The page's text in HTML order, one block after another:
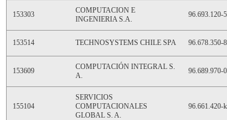
153303
COMPUTACION E
INGENIERIA S.A.
96.693.120-5
153514 TECHNOSYSTEMS CHILE SPA 96.678.350-8
153609
COMPUTACIÓN INTEGRAL S.
A.
96.689.970-0
155104
SERVICIOS
COMPUTACIONALES
GLOBAL S. A.
96.661.420-k